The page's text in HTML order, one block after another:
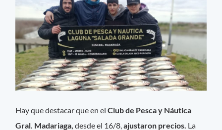
Hay que destacar que en elClub de Pesca y Náutica
Gral. Madariaga, desde el 16/8,ajustaron precios. La